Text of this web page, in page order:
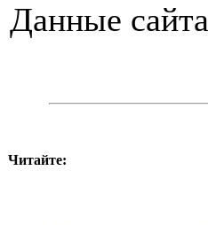
Данные сайта
Читайте: